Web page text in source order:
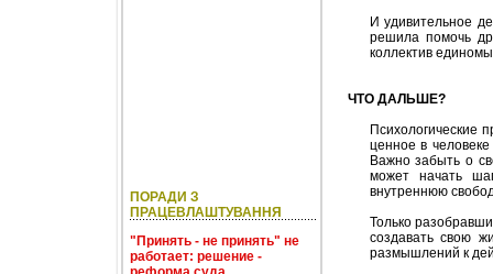
ПОРАДИ З
ПРАЦЕВЛАШТУВАННЯ
"Принять - не принять" не
работает: решение -
И удивительное
решила помочь
коллектив
ЧТО ДАЛЬШЕ?
Психологические
ценное в
Важно забыть о
может начать
внутреннюю
Только
создавать свою
размышлений к